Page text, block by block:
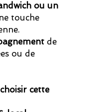
ou un
touche
de
ou de
cette